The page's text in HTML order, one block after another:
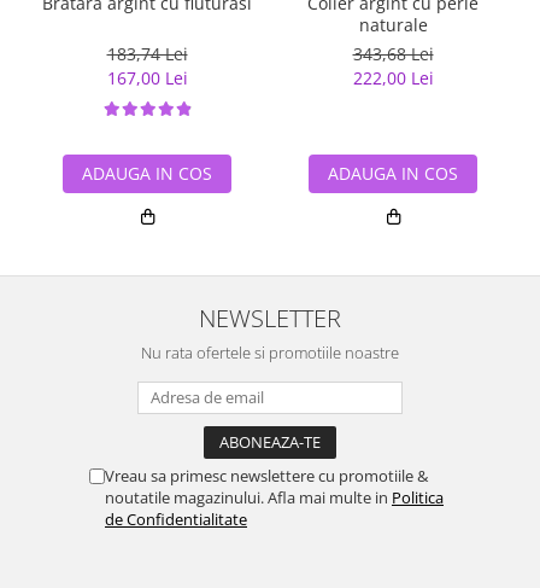
183,74 Lei
167,00 Lei
ADAUGA IN COS
naturale
343,68 Lei
222,00 Lei
ADAUGA IN COS
NEWSLETTER
Nu rata ofertele si promotiile noastre
Vreau sa primesc newslettere cu promotiile &
noutatile magazinului. Afla mai multe in Politica
de Confidentialitate